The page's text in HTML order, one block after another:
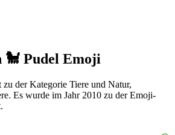
🐩 Pudel Emoji
der Kategorie Tiere und Natur,
Es wurde im Jahr 2010 zu der Emoji-